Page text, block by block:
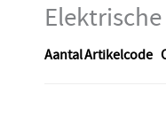
AantalArtikelcode